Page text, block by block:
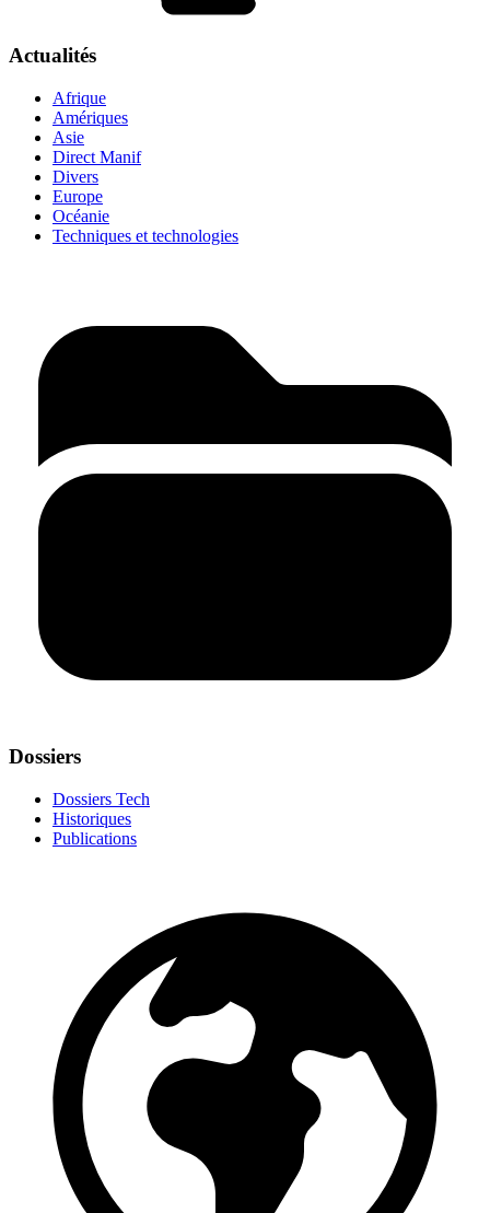
Actualités
Afrique
Amériques
Asie
Direct Manif
Divers
Europe
Océanie
Techniques et technologies
Dossiers
Dossiers Tech
Historiques
Publications